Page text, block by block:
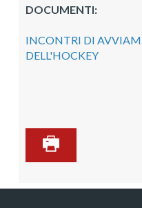
DOCUMENTI:
INCONTRI DI
DELL'HOCKEY